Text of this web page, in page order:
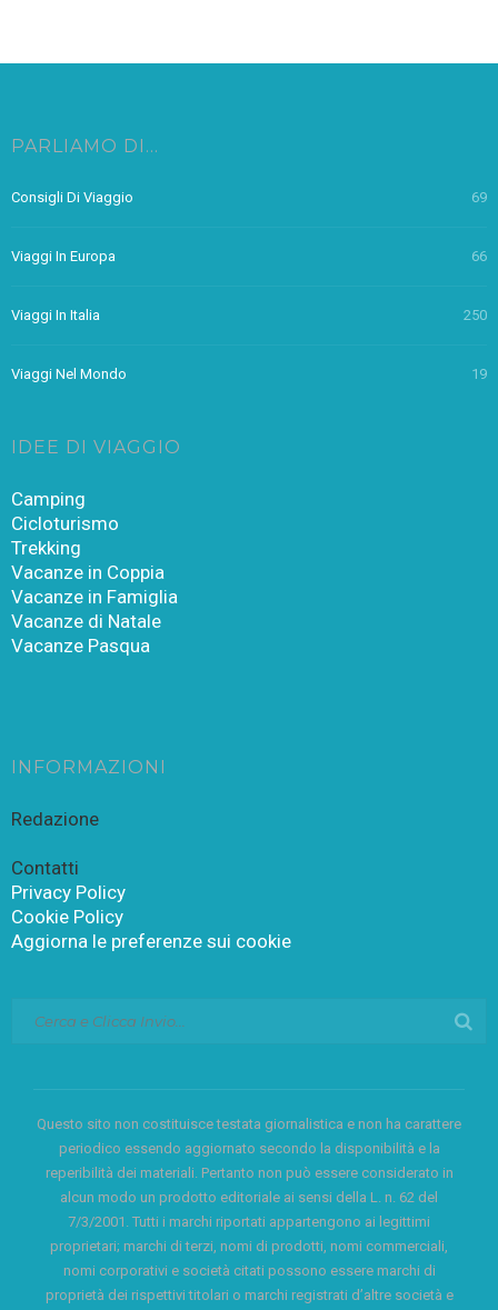
PARLIAMO DI…
Consigli Di Viaggio 69
Viaggi In Europa 66
Viaggi In Italia 250
Viaggi Nel Mondo 19
IDEE DI VIAGGIO
Camping
Cicloturismo
Trekking
Vacanze in Coppia
Vacanze in Famiglia
Vacanze di Natale
Vacanze Pasqua
INFORMAZIONI
Redazione
Contatti
Privacy Policy
Cookie Policy
Aggiorna le preferenze sui cookie
Questo sito non costituisce testata giornalistica e non ha carattere
periodico essendo aggiornato secondo la disponibilità e la
reperibilità dei materiali. Pertanto non può essere considerato in
alcun modo un prodotto editoriale ai sensi della L. n. 62 del
7/3/2001. Tutti i marchi riportati appartengono ai legittimi
proprietari; marchi di terzi, nomi di prodotti, nomi commerciali,
nomi corporativi e società citati possono essere marchi di
proprietà dei rispettivi titolari o marchi registrati d’altre società e